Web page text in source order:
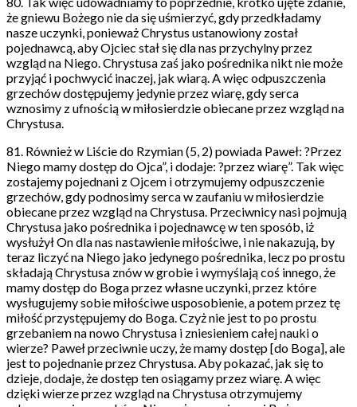
że gniewu Bożego nie da się uśmierzyć, gdy przedkładamy
nasze uczynki, ponieważ Chrystus ustanowiony został
pojednawcą, aby Ojciec stał się dla nas przychylny przez
wzgląd na Niego. Chrystusa zaś jako pośrednika nikt nie może
przyjąć i pochwycić inaczej, jak wiarą. A więc odpuszczenia
grzechów dostępujemy jedynie przez wiarę, gdy serca
wznosimy z ufnością w miłosierdzie obiecane przez wzgląd na
Chrystusa.
81. Również w Liście do Rzymian (5, 2) powiada Paweł: ?Przez
Niego mamy dostęp do Ojca”, i dodaje: ?przez wiarę”. Tak więc
zostajemy pojednani z Ojcem i otrzymujemy odpuszczenie
grzechów, gdy podnosimy serca w zaufaniu w miłosierdzie
obiecane przez wzgląd na Chrystusa. Przeciwnicy nasi pojmują
Chrystusa jako pośrednika i pojednawcę w ten sposób, iż
wysłużył On dla nas nastawienie miłościwe, i nie nakazują, by
teraz liczyć na Niego jako jedynego pośrednika, lecz po prostu
składają Chrystusa znów w grobie i wymyślają coś innego, że
mamy dostęp do Boga przez własne uczynki, przez które
wysługujemy sobie miłościwe usposobienie, a potem przez tę
miłość przystępujemy do Boga. Czyż nie jest to po prostu
grzebaniem na nowo Chrystusa i zniesieniem całej nauki o
wierze? Paweł przeciwnie uczy, że mamy dostęp [do Boga], ale
jest to pojednanie przez Chrystusa. Aby pokazać, jak się to
dzieje, dodaje, że dostęp ten osiągamy przez wiarę. A więc
dzięki wierze przez wzgląd na Chrystusa otrzymujemy